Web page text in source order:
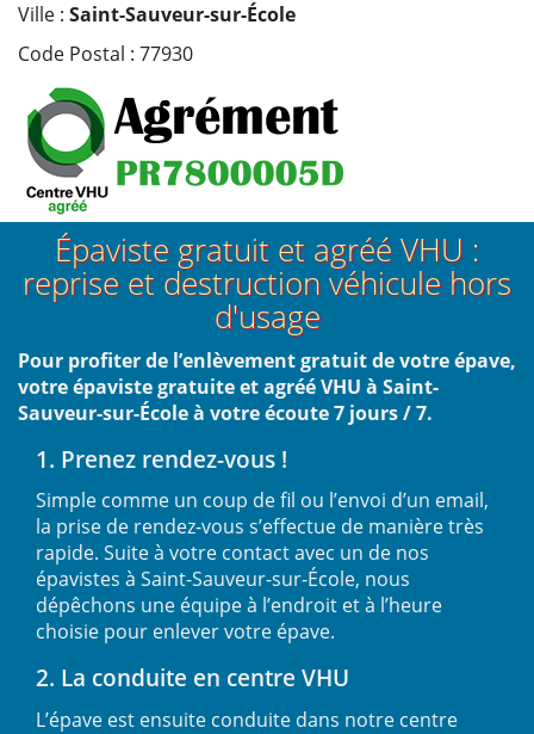
Ville : Saint-Sauveur-sur-École
Code Postal : 77930
Épaviste gratuit et agréé VHU :
reprise et destruction véhicule hors
d'usage
Pour profiter de l’enlèvement gratuit de votre épave,
votre épaviste gratuite et agréé VHU à Saint-
Sauveur-sur-École à votre écoute 7 jours / 7.
1. Prenez rendez-vous !
Simple comme un coup de fil ou l’envoi d’un email,
la prise de rendez-vous s’effectue de manière très
rapide. Suite à votre contact avec un de nos
épavistes à Saint-Sauveur-sur-École, nous
dépêchons une équipe à l’endroit et à l’heure
choisie pour enlever votre épave.
2. La conduite en centre VHU
L’épave est ensuite conduite dans notre centre